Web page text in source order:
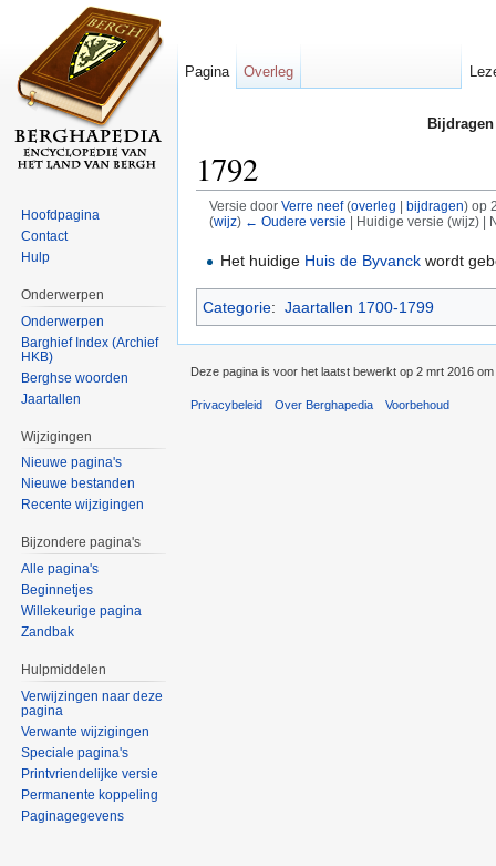
1792
Versie door Verre neef (overleg bijdragen)op
(wijz) ← Oudere versie | Huidige versie (wijz) |
Het huidige Huis de Byvanck wordt
Categorie: Jaartallen 1700-1799
Pagina Overleg
Hoofdpagina
Contact
Hulp
Onderwerpen
Onderwerpen
Barghief Index (Archief
HKB)
Berghse woorden
Jaartallen
Wijzigingen
Nieuwe pagina's
Nieuwe bestanden
Recente wijzigingen
Bijzondere pagina's
Alle pagina's
Beginnetjes
Willekeurige pagina
Zandbak
Hulpmiddelen
Verwijzingen naar deze
pagina
Verwante wijzigingen
Speciale pagina's
Printvriendelijke versie
Permanente koppeling
Paginagegevens
Deze pagina is voor het laatst bewerkt op 2 mrt 2016 om
Privacybeleid Over Berghapedia Voorbehoud